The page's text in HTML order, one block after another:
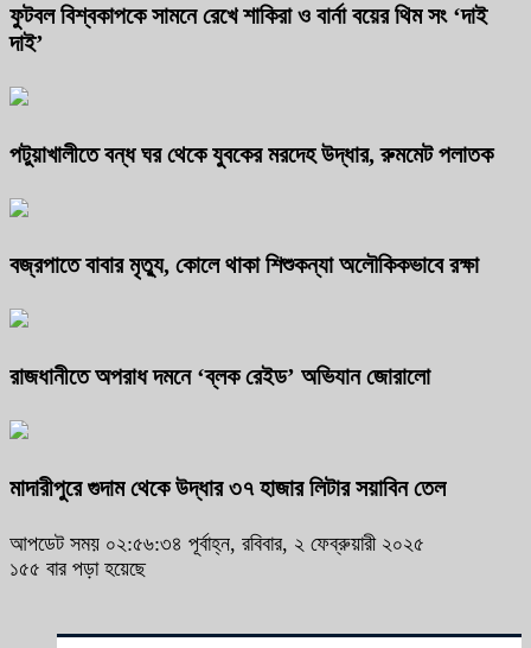
ফুটবল বিশ্বকাপকে সামনে রেখে শাকিরা ও বার্না বয়ের থিম সং ‘দাই
দাই’
পটুয়াখালীতে বন্ধ ঘর থেকে যুবকের মরদেহ উদ্ধার, রুমমেট পলাতক
বজ্রপাতে বাবার মৃত্যু, কোলে থাকা শিশুকন্যা অলৌকিকভাবে রক্ষা
রাজধানীতে অপরাধ দমনে ‘ব্লক রেইড’ অভিযান জোরালো
মাদারীপুরে গুদাম থেকে উদ্ধার ৩৭ হাজার লিটার সয়াবিন তেল
আপডেট সময় ০২:৫৬:৩৪ পূর্বাহ্ন, রবিবার, ২ ফেব্রুয়ারী ২০২৫
১৫৫ বার পড়া হয়েছে